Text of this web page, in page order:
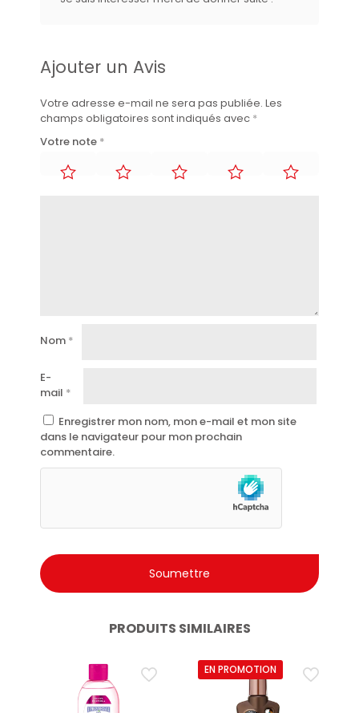
Ajouter un Avis
Votre adresse e-mail ne sera pas publiée. Les
champs obligatoires sont indiqués avec *
Votre note *
Nom *
E-
mail *
Enregistrer mon nom, mon e-mail et mon site
dans le navigateur pour mon prochain
commentaire.
PRODUITS SIMILAIRES
EN PROMOTION